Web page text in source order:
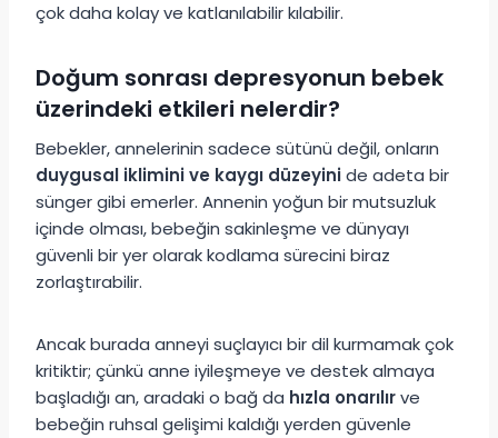
çok daha kolay ve katlanılabilir kılabilir.
Doğum sonrası depresyonun bebek
üzerindeki etkileri nelerdir?
Bebekler, annelerinin sadece sütünü değil, onların
duygusal iklimini ve kaygı düzeyinide adeta bir
sünger gibi emerler. Annenin yoğun bir mutsuzluk
içinde olması, bebeğin sakinleşme ve dünyayı
güvenli bir yer olarak kodlama sürecini biraz
zorlaştırabilir.
Ancak burada anneyi suçlayıcı bir dil kurmamak çok
kritiktir; çünkü anne iyileşmeye ve destek almaya
başladığı an, aradaki o bağ da hızla onarılırve
bebeğin ruhsal gelişimi kaldığı yerden güvenle